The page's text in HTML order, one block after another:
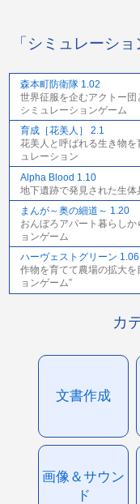
「シミュレーシ
森本町防衛隊 1.02
世界征服を企むアクトー
シミュレーションゲーム
育成［花美人］ 2.1
花美人と呼ばれる生き物を
ュレーション
Alpha Blood 1.10
地下遺跡で発見された生
まんが～奥の細道～ 1.20
おんぼろアパート暮らし
ョンゲーム
ハーヴェストグリーン 1.06
作物を育てて農場の拡大
ョンゲーム”
カ
文書作成
画像＆サウン
ド